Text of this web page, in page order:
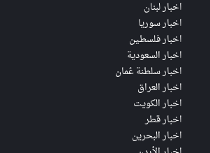
اخبار لبنان
اخبار سوريا
اخبار فلسطين
اخبار السعودية
اخبار سلطنة عُمان
اخبار العراق
اخبار الكويت
اخبار قطر
اخبار البحرين